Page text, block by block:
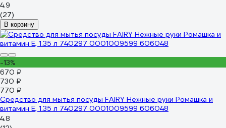
4.9
(27)
В корзину
-13%
670 ₽
730 ₽
770 ₽
Средство для мытья посуды FAIRY Нежные руки Ромашка и
витамин Е, 1.35 л 740297 0001009599 606048
4.8